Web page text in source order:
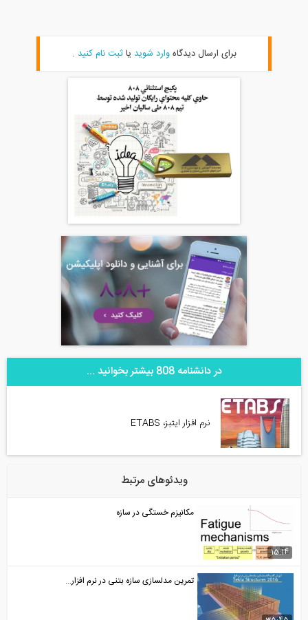
برای ارسال دیدگاهوارد شویدیاثبت نام کنید.
در دانشنامه 808 بیشتر بخوانید ...
نرم افزار ایتبز، ETABS
ویدئوهای مرتبط
15:14
مکانیزم خستگی در سازه
تمرین مدلسازی سازه بتنی در نرم افزار...